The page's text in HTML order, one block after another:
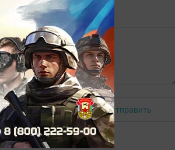
Авторизоваться Отправить